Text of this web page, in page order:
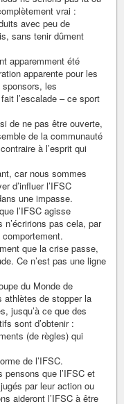
vrai :
avec peu de
sans tenir dûment
apparemment été
apparente pour les
les
l’escalade – ce sport
de ne pas être ouverte,
de la communauté
à l’esprit qui
car nous sommes
d’influer l’IFSC
une impasse.
l’IFSC agisse
pas cela, par
que la crise passe,
Ce n’est pas une ligne
du Monde de
athlètes de stopper la
jusqu’à ce que des
sont d’obtenir :
(de règles) qui
de l’IFSC.
pensons que l’IFSC et
par leur action ou
aideront l’IFSC à être